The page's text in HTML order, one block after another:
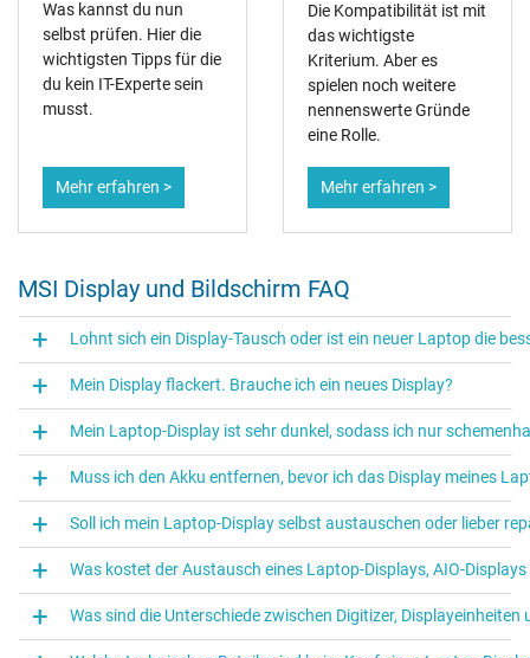
Was kannst du nun
selbst prüfen. Hier die
wichtigsten Tipps für die
du kein IT-Experte sein
musst.
Mehr erfahren >
Die Kompatibilität ist mit
das wichtigste
Kriterium. Aber es
spielen noch weitere
nennenswerte Gründe
eine Rolle.
Mehr erfahren >
MSI Display und Bildschirm FAQ
Lohnt sich ein Display-Tausch oder ist ein neuer Laptop die
Mein Display flackert. Brauche ich ein neues Display?
Mein Laptop-Display ist sehr dunkel, sodass ich nur
Muss ich den Akku entfernen, bevor ich das Display meines
Soll ich mein Laptop‑Display selbst austauschen oder lieber
Was kostet der Austausch eines Laptop‑Displays, AIO-
Was sind die Unterschiede zwischen Digitizer, Displayeinheiten